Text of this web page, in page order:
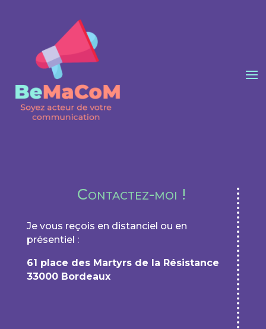
Contactez-moi !
Je vous reçois en distanciel ou en
présentiel :
61 place des Martyrs de la Résistance
33000 Bordeaux